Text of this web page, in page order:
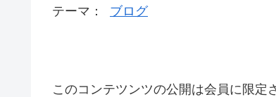
テーマ：
ブログ
このコンテツンツの公開は会員に限定